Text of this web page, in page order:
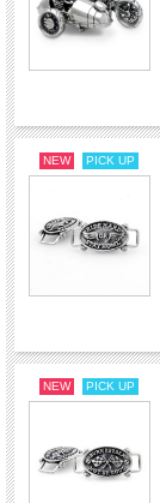
NEW PICK UP
NEW PICK UP